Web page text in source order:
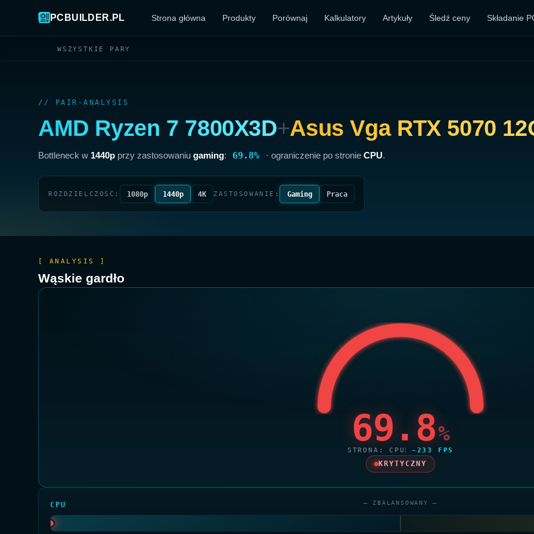
PCBUILDER.PL Strona główna Produkty Porównaj Kalkulatory Artykuły Śledź ceny Składanie
WSZYSTKIE PARY
// PAIR-ANALYSIS
AMD Ryzen 7 7800X3D+Asus Vga RTX 5070
Bottleneck w 1440p przy zastosowaniu gaming: 69.8% · ograniczenie po stronie CPU.
ROZDZIELCZOŚĆ: 1080p 1440p 4K ZASTOSOWANIE: Gaming Praca
[ ANALYSIS ]
Wąskie gardło
69.8%
STRONA: CPU ~233 FPS
KRYTYCZNY
CPU — ZBALANSOWANY —